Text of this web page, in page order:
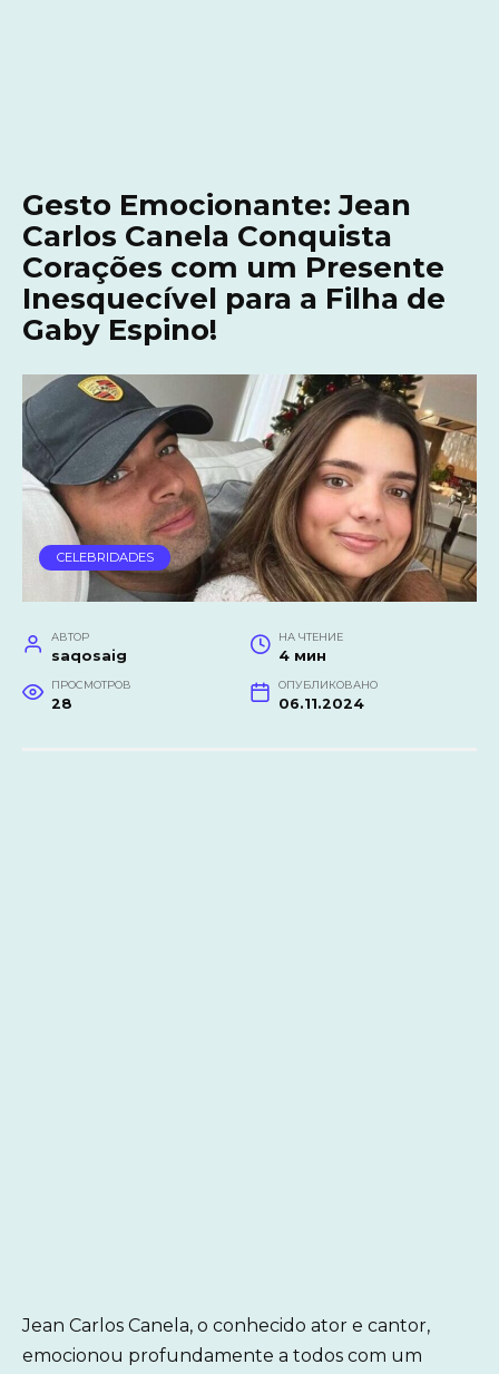
Gesto Emocionante: Jean
Carlos Canela Conquista
Corações com um Presente
Inesquecível para a Filha de
Gaby Espino!
CELEBRIDADES
АВТОР
saqosaig
НА ЧТЕНИЕ
4 мин
ПРОСМОТРОВ
28
ОПУБЛИКОВАНО
06.11.2024
Jean Carlos Canela, o conhecido ator e cantor,
emocionou profundamente a todos com um